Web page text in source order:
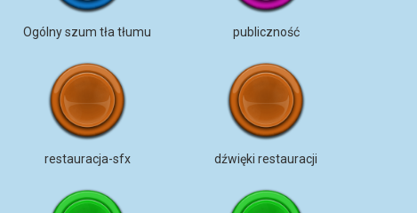
Ogólny szum tła tłumu publiczność
restauracja-sfx dźwięki restauracji